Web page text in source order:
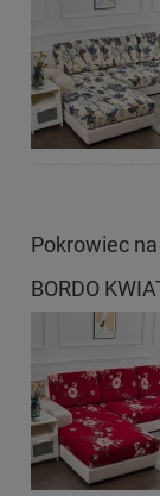
Pokrowiec
BORDO